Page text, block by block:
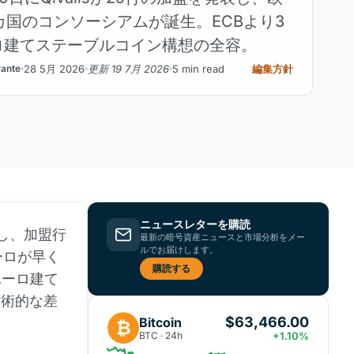
国のコンソーシアムが誕生。ECBより3
てステーブルコイン構想の全容。
28 5月 2026 更新 19 7月 2026 5 min read 編集方針
、加盟行
が早く
ロ建て
的な差
ニュースレターを購読
最新の暗号資産ニュースと市場分析をメー
ルでお届けします。
購読する
₿ Bitcoin
BTC · 24h
$63,466.00
+1.10%